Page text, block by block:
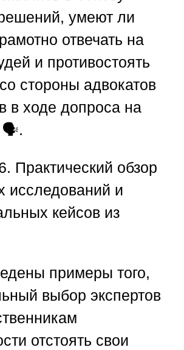
умеют ли
отвечать на
и противостоять
стороны адвокатов
в ходе допроса на
🗣️.
Практический обзор
исследований и
кейсов из
примеры того,
выбор экспертов
отстоять свои